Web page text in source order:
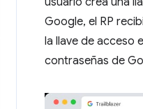
Google, el RP
la llave de acceso
contraseñas de